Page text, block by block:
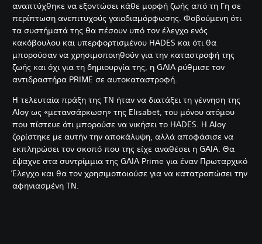
αναπτύχθηκε να εξοντώσει κάθε μορφή ζωής από τη Γη σε
περίπτωση ανεπιτυχούς γαιοδιαμόρφωσης. Φοβούμενη ότι
τα συστήματά της θα πέσουν υπό τον έλεγχο ενός
κακόβουλου και υπερφορτισμένου HADES και ότι θα
μπορούσαν να χρησιμοποιηθούν για την καταστροφή της
ζωής και όχι για τη δημιουργία της, η GAIA ρύθμισε τον
αντιδραστήρα PRIME σε αυτοκαταστροφή.
Η τελευταία πράξη της ΤΝ ήταν να διατάξει τη γέννηση της
Aloy ως «μετανσάρκωση» της Elisabet, του μόνου ατόμου
που πίστευε ότι μπορούσε να νικήσει το HADES. Η Aloy
ζορίστηκε με αυτήν την αποκάλυψη, αλλά αποφάσισε να
εκπληρώσει τον σκοπό που της είχε αναθέσει η GAIA. Θα
έψαχνε στα συντρίμμια της GAIA Prime για έναν Πρωταρχικό
Έλεγχο και θα τον χρησιμοποιούσε για να κατατροπώσει την
αφηνιασμένη ΤΝ.